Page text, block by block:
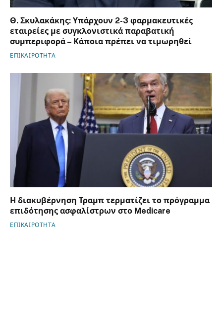
Θ. Σκυλακάκης: Υπάρχουν 2-3 φαρμακευτικές
εταιρείες με συγκλονιστικά παραβατική
συμπεριφορά – Κάποια πρέπει να τιμωρηθεί
ΕΠΙΚΑΙΡΟΤΗΤΑ
Η διακυβέρνηση Τραμπ τερματίζει το πρόγραμμα
επιδότησης ασφαλίστρων στο Medicare
ΕΠΙΚΑΙΡΟΤΗΤΑ